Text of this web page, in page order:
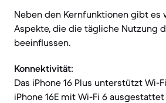
Neben den Kernfunktionen gibt es
Aspekte, die die tägliche Nutzung
beeinflussen.
Konnektivität:
Das iPhone 16 Plus unterstützt Wi-
iPhone 16E mit Wi-Fi 6